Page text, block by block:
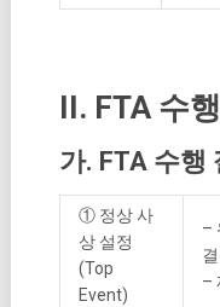
II. FTA 수
가. FTA 수행
① 정상 사
상 설정
(Top
Event)
–
–